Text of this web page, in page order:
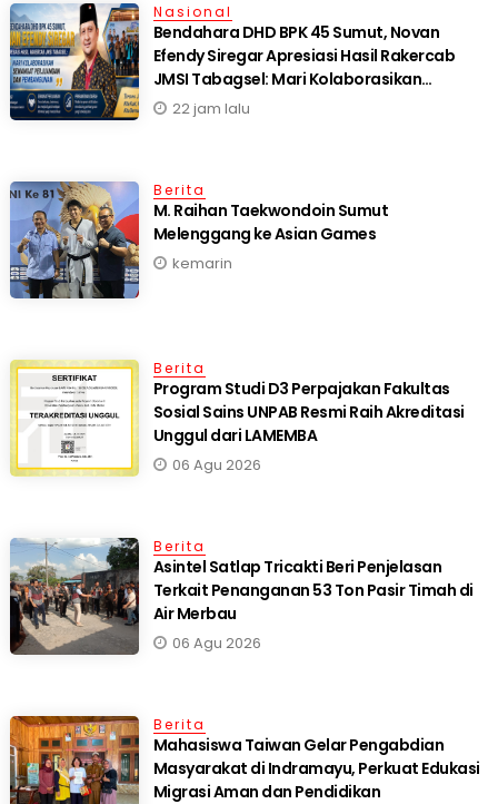
Nasional
Bendahara DHD BPK 45 Sumut, Novan
Efendy Siregar Apresiasi Hasil Rakercab
JMSI Tabagsel: Mari Kolaborasikan
Semangat Perjuangan dan Pembangunan
22 jam lalu
Berita
M. Raihan Taekwondoin Sumut
Melenggang ke Asian Games
kemarin
Berita
Program Studi D3 Perpajakan Fakultas
Sosial Sains UNPAB Resmi Raih Akreditasi
Unggul dari LAMEMBA
06 Agu 2026
Berita
Asintel Satlap Tricakti Beri Penjelasan
Terkait Penanganan 53 Ton Pasir Timah di
Air Merbau
06 Agu 2026
Berita
Mahasiswa Taiwan Gelar Pengabdian
Masyarakat di Indramayu, Perkuat Edukasi
Migrasi Aman dan Pendidikan